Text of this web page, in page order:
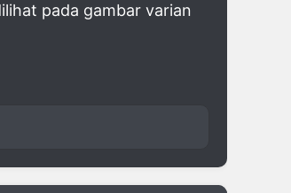
pada gambar varian